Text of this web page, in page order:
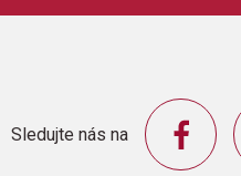
Sledujte nás na